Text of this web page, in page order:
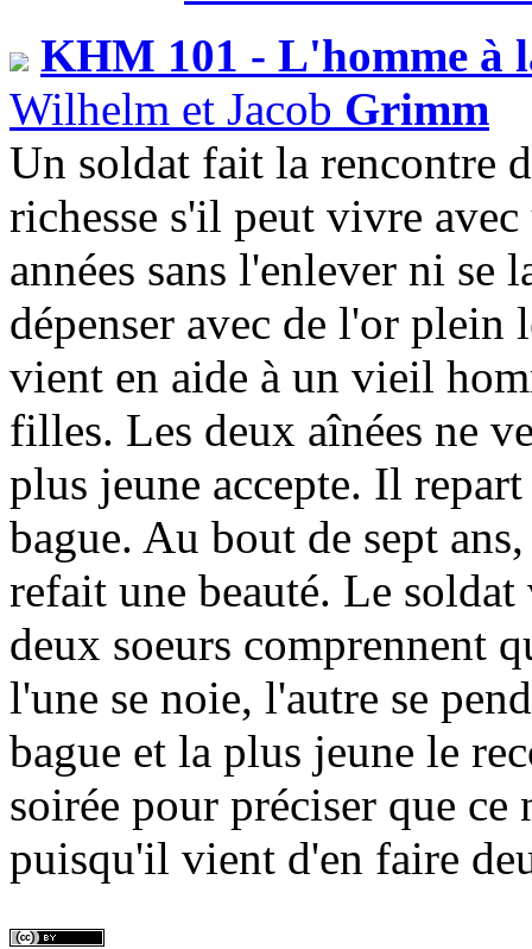
KHM 101 - L'homme à
Wilhelm et Jacob Grimm
Un soldat fait la rencontre
richesse s'il peut vivre
années sans l'enlever ni se
dépenser avec de l'or plein
vient en aide à un vieil
filles. Les deux aînées ne
plus jeune accepte. Il
bague. Au bout de sept
refait une beauté. Le
deux soeurs comprennent
l'une se noie, l'autre se
bague et la plus jeune le
soirée pour préciser que ce
puisqu'il vient d'en faire